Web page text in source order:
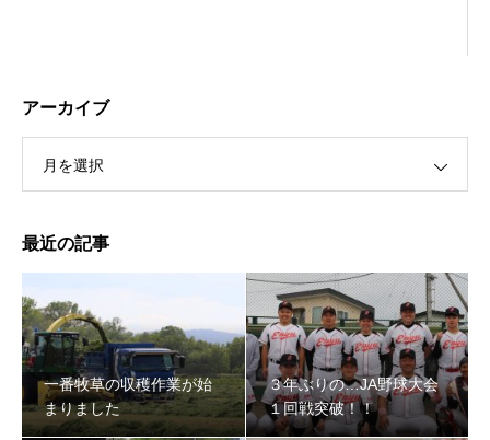
３年ぶりの…JA野球大会１回戦突破！！
アーカイブ
月を選択
最近の記事
一番牧草の収穫作業が始
まりました
３年ぶりの…JA野球大会
１回戦突破！！